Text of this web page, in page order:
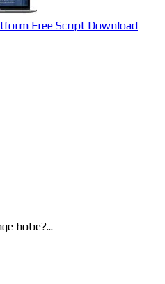
Free Script Download
hobe?...